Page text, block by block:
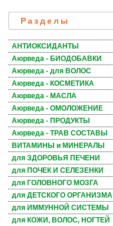
Разделы
АНТИОКСИДАНТЫ
Аюрведа - БИОДОБАВКИ
Аюрведа - для ВОЛОС
Аюрведа - КОСМЕТИКА
Аюрведа - МАСЛА
Аюрведа - ОМОЛОЖЕНИЕ
Аюрведа - ПРОДУКТЫ
Аюрведа - ТРАВ СОСТАВЫ
ВИТАМИНЫ и МИНЕРАЛЫ
для ЗДОРОВЬЯ ПЕЧЕНИ
для ПОЧЕК И СЕЛЕЗЕНКИ
для ГОЛОВНОГО МОЗГА
для ДЕТСКОГО ОРГАНИЗМА
для ИММУННОЙ СИСТЕМЫ
для КОЖИ, ВОЛОС, НОГТЕЙ